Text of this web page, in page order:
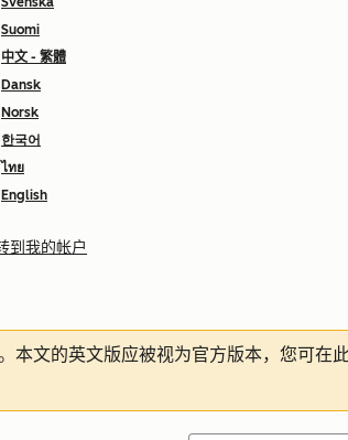
Suomi
中文 - 繁體
Dansk
Norsk
한국어
ไทย
English
到我的帐户
本文的英文版应被视为官方版本，您可在